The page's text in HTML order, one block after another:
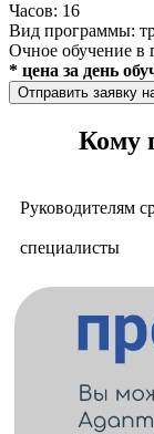
Часов: 16
Вид программы:
Очное обучение в
* цена за день
Отправить заявку
Кому
Руководителям
специалисты